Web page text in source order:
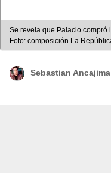
Se revela que Palacio compró
Foto: composición La
Sebastian Ancajima